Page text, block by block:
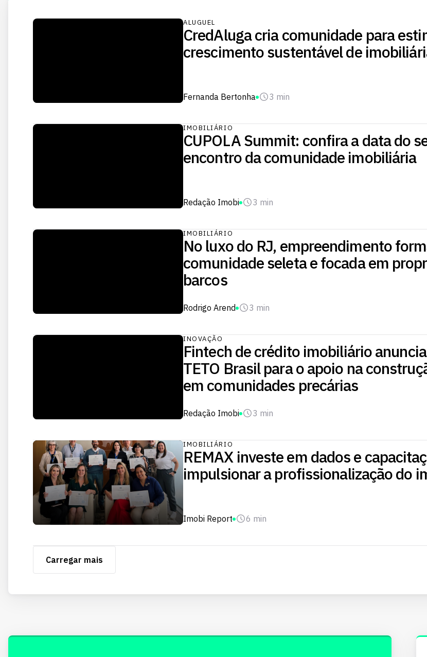
ALUGUEL
CredAluga cria comunidade para
crescimento sustentável de
Fernanda Bertonha 3 min
IMOBILIÁRIO
CUPOLA Summit: confira a data do
encontro da comunidade imobiliária
Redação Imobi 3 min
IMOBILIÁRIO
No luxo do RJ, empreendimento
comunidade seleta e focada em
barcos
Rodrigo Arend 3 min
INOVAÇÃO
Fintech de crédito imobiliário
TETO Brasil para o apoio na
em comunidades precárias
Redação Imobi 3 min
IMOBILIÁRIO
REMAX investe em dados e
impulsionar a profissionalização do
Imobi Report 6 min
Carregar mais